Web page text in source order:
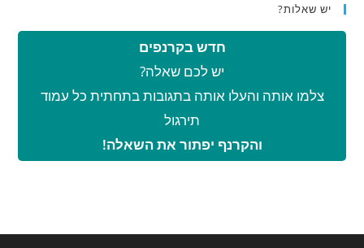
יש שאלות?
חדש בקרנפים
יש לכם שאלה?
צלמו אותה והעלו אותה בתגובות בתחתית כל עמוד
תירגול
והקרנף יפתור את השאלה!